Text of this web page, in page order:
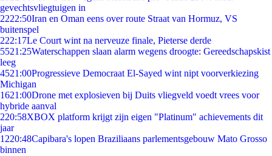
gevechtsvliegtuigen in
2222:50Iran en Oman eens over route Straat van Hormuz, VS
buitenspel
222:17Le Court wint na nerveuze finale, Pieterse derde
5521:25Waterschappen slaan alarm wegens droogte: Gereedschapskist
leeg
4521:00Progressieve Democraat El-Sayed wint nipt voorverkiezing
Michigan
1621:00Drone met explosieven bij Duits vliegveld voedt vrees voor
hybride aanval
220:58XBOX platform krijgt zijn eigen "Platinum" achievements dit
jaar
1220:48Capibara's lopen Braziliaans parlementsgebouw Mato Grosso
binnen